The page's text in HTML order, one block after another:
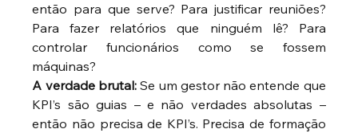
então para que serve? Para justificar reuniões?
Para fazer relatórios que ninguém lê? Para
controlar funcionários como se fossem
máquinas?
A verdade brutal: Se um gestor não entende que
KPI’s são guias – e não verdades absolutas –
então não precisa de KPI’s. Precisa de formação